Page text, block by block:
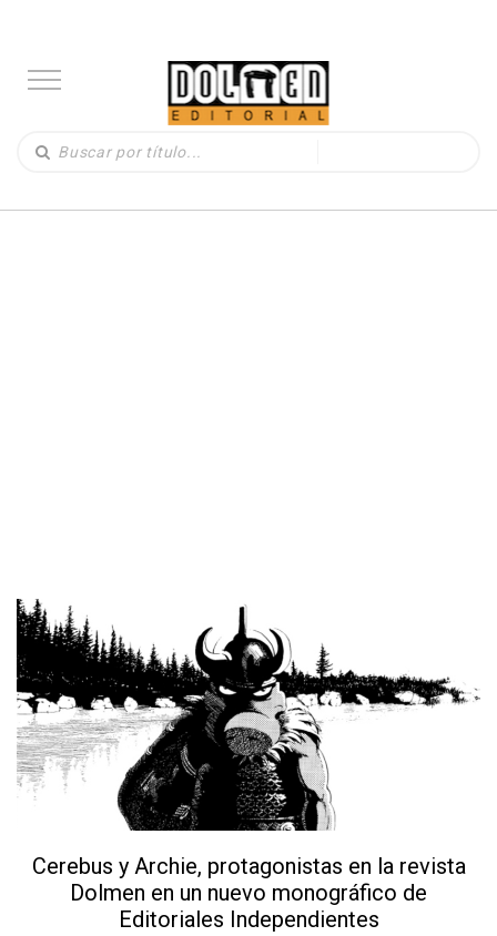
Cerebus y Archie, protagonistas en la revista
Dolmen en un nuevo monográfico de
Editoriales Independientes